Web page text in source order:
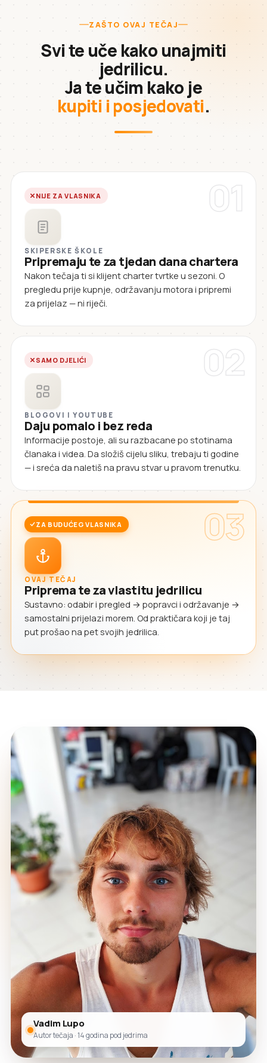
ZAŠTO OVAJ TEČAJ
Svi te uče kako unajmiti
jedrilicu.
Ja te učim kako je
kupiti i posjedovati.
01
NIJE ZA VLASNIKA
SKIPERSKE ŠKOLE
Pripremaju te za tjedan dana chartera
Nakon tečaja ti si klijent charter tvrtke u sezoni. O
pregledu prije kupnje, održavanju motora i pripremi
za prijelaz — ni riječi.
02
SAMO DJELIĆI
BLOGOVI I YOUTUBE
Daju pomalo i bez reda
Informacije postoje, ali su razbacane po stotinama
članaka i videa. Da složiš cijelu sliku, trebaju ti godine
— i sreća da naletiš na pravu stvar u pravom trenutku.
03
ZA BUDUĆEG VLASNIKA
OVAJ TEČAJ
Priprema te za vlastitu jedrilicu
Sustavno: odabir i pregled → popravci i održavanje →
samostalni prijelazi morem. Od praktičara koji je taj
put prošao na pet svojih jedrilica.
Vadim Lupo
Autor tečaja · 14 godina pod jedrima